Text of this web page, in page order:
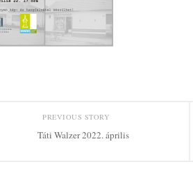
PREVIOUS STORY
Táti Walzer 2022. április